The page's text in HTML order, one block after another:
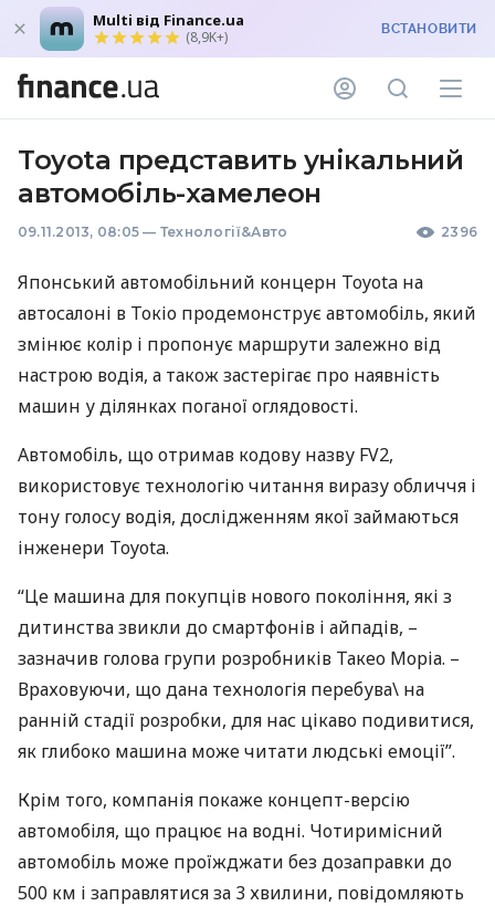
Multi від Finance.ua
(8,9K+) ВСТАНОВИТИ
Toyota представить унікальний
автомобіль-хамелеон
09.11.2013, 08:05 — Технології&Авто 2396
Японський автомобільний концерн Toyota на
автосалоні в Токіо продемонструє автомобіль, який
змінює колір і пропонує маршрути залежно від
настрою водія, а також застерігає про наявність
машин у ділянках поганої оглядовості.
Автомобіль, що отримав кодову назву FV2,
використовує технологію читання виразу обличчя і
тону голосу водія, дослідженням якої займаються
інженери Toyota.
“Це машина для покупців нового покоління, які з
дитинства звикли до смартфонів і айпадів, –
зазначив голова групи розробників Такео Моріа. –
Враховуючи, що дана технологія перебува\ на
ранній стадії розробки, для нас цікаво подивитися,
як глибоко машина може читати людські емоції”.
Крім того, компанія покаже концепт-версію
автомобіля, що працює на водні. Чотиримісний
автомобіль може проїжджати без дозаправки до
500 км і заправлятися за 3 хвилини, повідомляють